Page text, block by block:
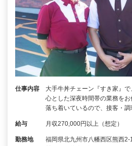
仕事内容
大手牛丼チェーン『すき家』
心とした深夜時間帯の業務を
落ち着いているので、接客・
給与 月収270,000円以上（想定）
勤務地
福岡県北九州市八幡西区熊西